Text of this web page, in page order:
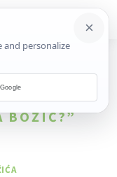
ZA TAG
BOŽIĆ?”